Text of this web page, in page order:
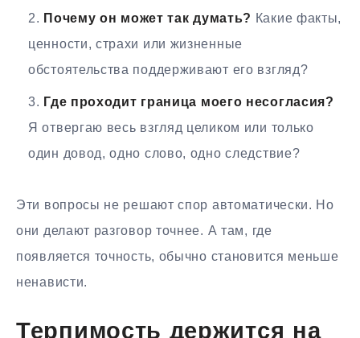
Почему он может так думать? Какие факты,
ценности, страхи или жизненные
обстоятельства поддерживают его взгляд?
Где проходит граница моего несогласия?
Я отвергаю весь взгляд целиком или только
один довод, одно слово, одно следствие?
Эти вопросы не решают спор автоматически. Но
они делают разговор точнее. А там, где
появляется точность, обычно становится меньше
ненависти.
Терпимость держится на